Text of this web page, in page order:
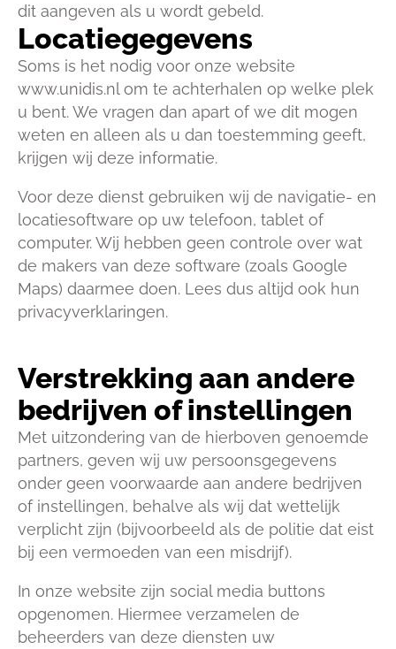
dit aangeven als u wordt gebeld.
Locatiegegevens
Soms is het nodig voor onze website
www.unidis.nl om te achterhalen op welke plek
u bent. We vragen dan apart of we dit mogen
weten en alleen als u dan toestemming geeft,
krijgen wij deze informatie.
Voor deze dienst gebruiken wij de navigatie- en
locatiesoftware op uw telefoon, tablet of
computer. Wij hebben geen controle over wat
de makers van deze software (zoals Google
Maps) daarmee doen. Lees dus altijd ook hun
privacyverklaringen.
Verstrekking aan andere
bedrijven of instellingen
Met uitzondering van de hierboven genoemde
partners, geven wij uw persoonsgegevens
onder geen voorwaarde aan andere bedrijven
of instellingen, behalve als wij dat wettelijk
verplicht zijn (bijvoorbeeld als de politie dat eist
bij een vermoeden van een misdrijf).
In onze website zijn social media buttons
opgenomen. Hiermee verzamelen de
beheerders van deze diensten uw